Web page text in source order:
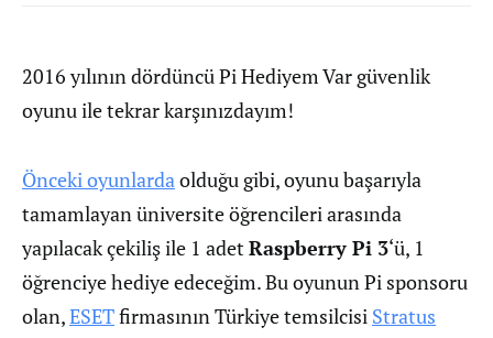
2016 yılının dördüncü Pi Hediyem Var güvenlik
oyunu ile tekrar karşınızdayım!
Önceki oyunlardaolduğu gibi, oyunu başarıyla
tamamlayan üniversite öğrencileri arasında
yapılacak çekiliş ile 1 adetRaspberry Pi 3‘ü, 1
öğrenciye hediye edeceğim. Bu oyunun Pi sponsoru
olan,ESETfirmasının Türkiye temsilcisi Stratus